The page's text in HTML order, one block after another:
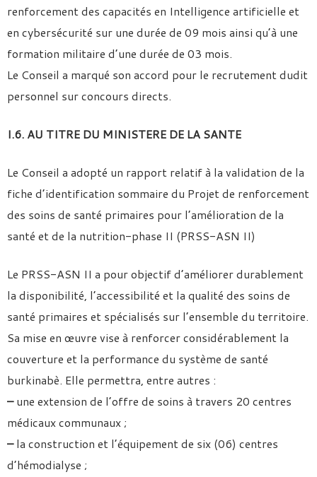
renforcement des capacités en Intelligence artificielle et
en cybersécurité sur une durée de 09 mois ainsi qu’à une
formation militaire d’une durée de 03 mois.
Le Conseil a marqué son accord pour le recrutement dudit
personnel sur concours directs.
I.6. AU TITRE DU MINISTERE DE LA SANTE
Le Conseil a adopté un rapport relatif à la validation de la
fiche d’identification sommaire du Projet de renforcement
des soins de santé primaires pour l’amélioration de la
santé et de la nutrition-phase II (PRSS-ASN II)
Le PRSS-ASN II a pour objectif d’améliorer durablement
la disponibilité, l’accessibilité et la qualité des soins de
santé primaires et spécialisés sur l’ensemble du territoire.
Sa mise en œuvre vise à renforcer considérablement la
couverture et la performance du système de santé
burkinabè. Elle permettra, entre autres :
–une extension de l’offre de soins à travers 20 centres
médicaux communaux ;
–la construction et l’équipement de six (06) centres
d’hémodialyse ;